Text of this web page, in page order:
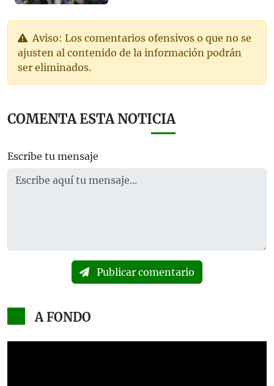
Aviso: Los comentarios ofensivos o que no se
ajusten al contenido de la información podrán
ser eliminados.
COMENTA ESTA NOTICIA
Escribe tu mensaje
Publicar comentario
A FONDO